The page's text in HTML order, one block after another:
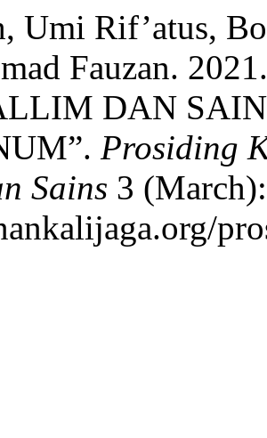
Umi Rif’atus,
Fauzan.
DAN
Prosiding
Sains 3